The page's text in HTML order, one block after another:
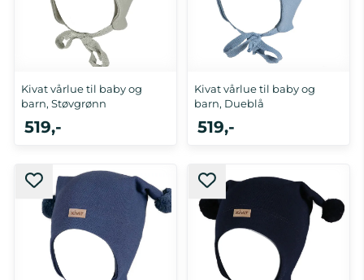
Kivat vårlue til baby og
barn, Støvgrønn
0-1 år, 5-10 år
519,-
Kivat vårlue til baby og
barn, Dueblå
0-1 år, 5-10 år
519,-